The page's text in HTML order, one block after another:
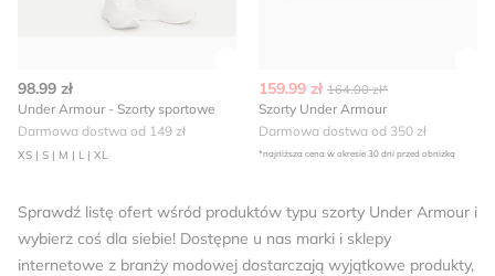
98.99 zł
Under Armour - Szorty sportowe
Darmowa dostwa od 149 zł
XS | S | M | L | XL
159.99 zł 164.00 zł*
Szorty Under Armour
Darmowa dostwa od 350 zł
*najniższa cena w okresie 30 dni przed obniżką
Sprawdź listę ofert wśród produktów typu szorty Under Armour i
wybierz coś dla siebie! Dostępne u nas marki i sklepy
internetowe z branży modowej dostarczają wyjątkowe produkty,